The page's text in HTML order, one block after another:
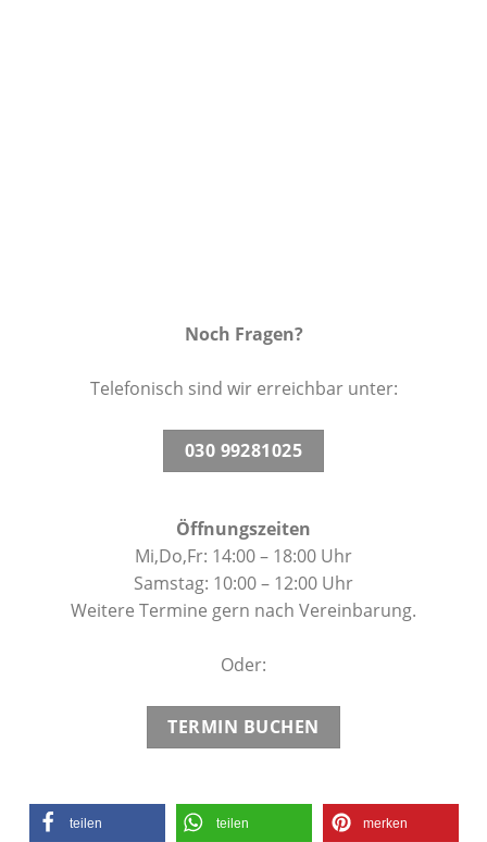
Noch Fragen?
Telefonisch sind wir erreichbar unter:
030 99281025
Öffnungszeiten
Mi,Do,Fr: 14:00 – 18:00 Uhr
Samstag: 10:00 – 12:00 Uhr
Weitere Termine gern nach Vereinbarung.
Oder:
TERMIN BUCHEN
teilen teilen merken